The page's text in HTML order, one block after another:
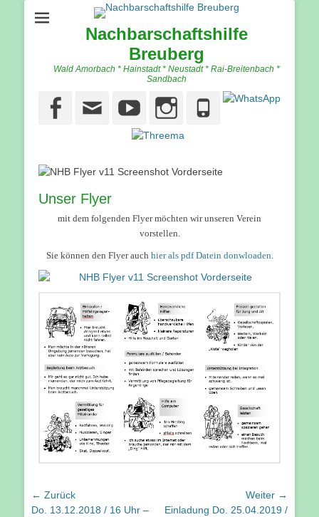
Nachbarschaftshilfe
Breuberg
Wald Amorbach * Hainstadt * Neustadt * Rai-Breitenbach *
Sandbach
Facebook
EmailYouTube
Instagram
Phone
Unser Flyer
mit dem folgenden Flyer möchten wir unseren Verein
vorstellen.
Sie können den Flyer auch hier als pdf Datein donwloaden.
Beitragsnavigation
← Zurück
Vorhergehender
Do. 13.12.2018 / 16 Uhr –
Weiter →
Nächster
Einladung Do. 25.04.2019 /